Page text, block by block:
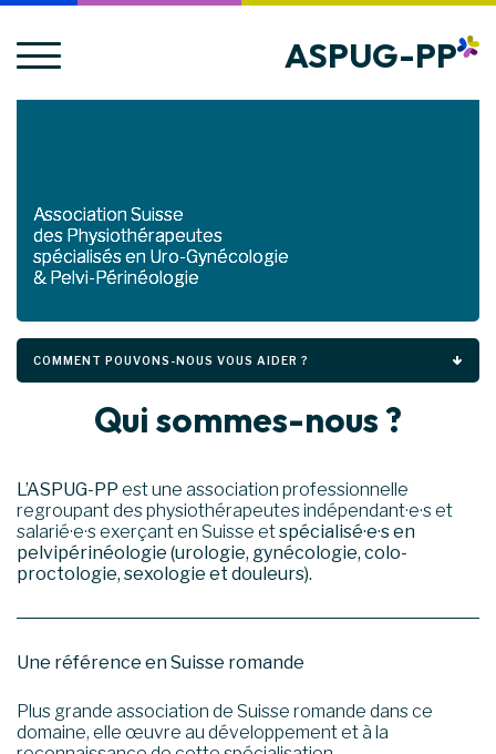
ASPUG-PP
Association Suisse
des Physiothérapeutes
spécialisés en Uro-Gynécologie
& Pelvi-Périnéologie
COMMENT POUVONS-NOUS VOUS AIDER ?
Qui sommes-nous ?
L’ASPUG-PP est une association professionnelle
regroupant des physiothérapeutes indépendant·e·s et
salarié·e·s exerçant en Suisse etspécialisé·e·s en
pelvipérinéologie (urologie, gynécologie, colo-
proctologie, sexologie et douleurs).
Une référence en Suisse romande
Plus grande association de Suisse romande dans ce
domaine, elle œuvre au développement et à la